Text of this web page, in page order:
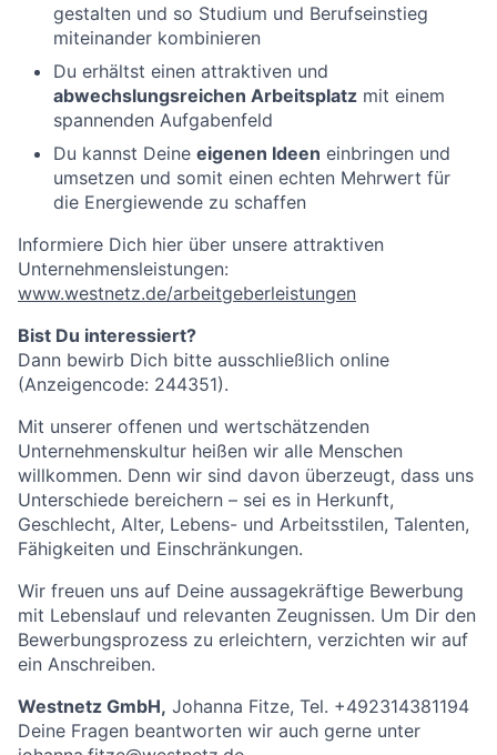
gestalten und so Studium und Berufseinstieg
miteinander kombinieren
Du erhältst einen attraktiven und
abwechslungsreichen Arbeitsplatz mit einem
spannenden Aufgabenfeld
Du kannst Deine eigenen Ideen einbringen und
umsetzen und somit einen echten Mehrwert für
die Energiewende zu schaffen
Informiere Dich hier über unsere attraktiven
Unternehmensleistungen:
www.westnetz.de/arbeitgeberleistungen
Bist Du interessiert?
Dann bewirb Dich bitte ausschließlich online
(Anzeigencode: 244351).
Mit unserer offenen und wertschätzenden
Unternehmenskultur heißen wir alle Menschen
willkommen. Denn wir sind davon überzeugt, dass uns
Unterschiede bereichern – sei es in Herkunft,
Geschlecht, Alter, Lebens- und Arbeitsstilen, Talenten,
Fähigkeiten und Einschränkungen.
Wir freuen uns auf Deine aussagekräftige Bewerbung
mit Lebenslauf und relevanten Zeugnissen. Um Dir den
Bewerbungsprozess zu erleichtern, verzichten wir auf
ein Anschreiben.
Westnetz GmbH, Johanna Fitze, Tel. +492314381194
Deine Fragen beantworten wir auch gerne unter